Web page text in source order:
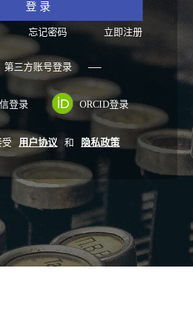
登 录
忘记密码 立即注册
第三方账号登录
登录 ORCID登录
受 用户协议 和 隐私政策